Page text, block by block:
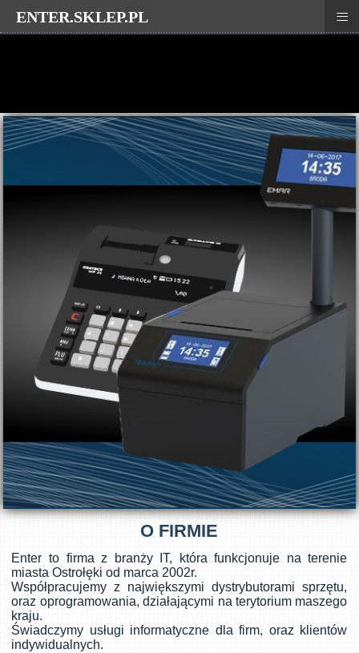
O FIRMIE
Enter to firma z branży IT, która funkcjonuje na terenie
miasta Ostrołęki od marca 2002r.
Współpracujemy z największymi dystrybutorami sprzętu,
oraz oprogramowania, działającymi na terytorium maszego
kraju.
Świadczymy usługi informatyczne dla firm, oraz klientów
indywidualnych.
ENTER.SKLEP.PL ≡